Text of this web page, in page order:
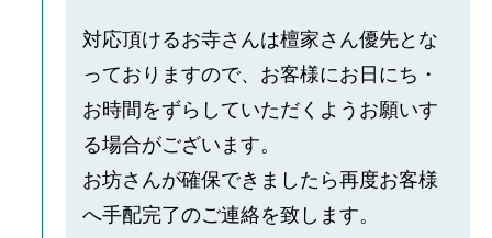
対応頂けるお寺さんは檀家さん優先とな
っておりますので、お客様にお日にち・
お時間をずらしていただくようお願いす
る場合がございます。
お坊さんが確保できましたら再度お客様
へ手配完了のご連絡を致します。